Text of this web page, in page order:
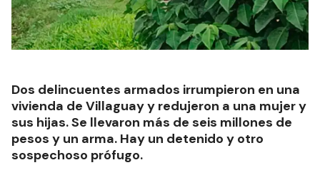
Dos delincuentes armados irrumpieron en una
vivienda de Villaguay y redujeron a una mujer y
sus hijas. Se llevaron más de seis millones de
pesos y un arma. Hay un detenido y otro
sospechoso prófugo.